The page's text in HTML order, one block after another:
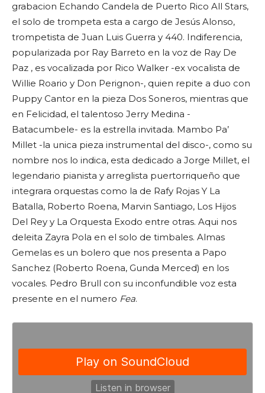
grabacion Echando Candela de Puerto Rico All Stars,
el solo de trompeta esta a cargo de Jesús Alonso,
trompetista de Juan Luis Guerra y 440. Indiferencia,
popularizada por Ray Barreto en la voz de Ray De
Paz , es vocalizada por Rico Walker -ex vocalista de
Willie Roario y Don Perignon-, quien repite a duo con
Puppy Cantor en la pieza Dos Soneros, mientras que
en Felicidad, el talentoso Jerry Medina -
Batacumbele- es la estrella invitada. Mambo Pa’
Millet -la unica pieza instrumental del disco-, como su
nombre nos lo indica, esta dedicado a Jorge Millet, el
legendario pianista y arreglista puertorriqueño que
integrara orquestas como la de Rafy Rojas Y La
Batalla, Roberto Roena, Marvin Santiago, Los Hijos
Del Rey y La Orquesta Exodo entre otras. Aqui nos
deleita Zayra Pola en el solo de timbales. Almas
Gemelas es un bolero que nos presenta a Papo
Sanchez (Roberto Roena, Gunda Merced) en los
vocales. Pedro Brull con su inconfundible voz esta
presente en el numero Fea.